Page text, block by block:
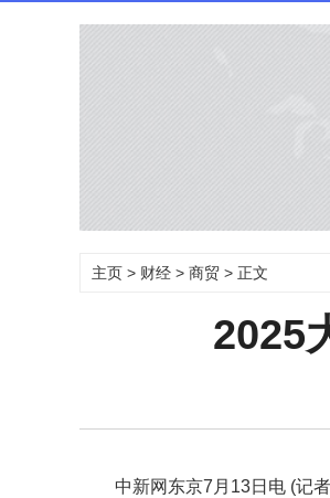
主页 > 财经 > 商贸 > 正文
2025
中新网东京7月13日电 (记者